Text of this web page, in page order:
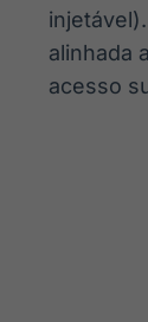
alinhada
acesso